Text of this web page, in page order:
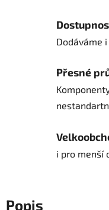
Dodáváme
Přesné
i pro menší
Popis